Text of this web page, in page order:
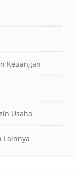
Keuangan
Usaha
Lainnya